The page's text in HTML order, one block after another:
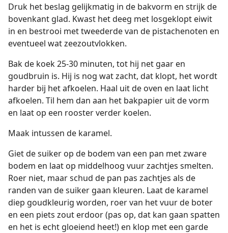
Druk het beslag gelijkmatig in de bakvorm en strijk de
bovenkant glad. Kwast het deeg met losgeklopt eiwit
in en bestrooi met tweederde van de pistachenoten en
eventueel wat zeezoutvlokken.
Bak de koek 25-30 minuten, tot hij net gaar en
goudbruin is. Hij is nog wat zacht, dat klopt, het wordt
harder bij het afkoelen. Haal uit de oven en laat licht
afkoelen. Til hem dan aan het bakpapier uit de vorm
en laat op een rooster verder koelen.
Maak intussen de karamel.
Giet de suiker op de bodem van een pan met zware
bodem en laat op middelhoog vuur zachtjes smelten.
Roer niet, maar schud de pan pas zachtjes als de
randen van de suiker gaan kleuren. Laat de karamel
diep goudkleurig worden, roer van het vuur de boter
en een piets zout erdoor (pas op, dat kan gaan spatten
en het is echt gloeiend heet!) en klop met een garde